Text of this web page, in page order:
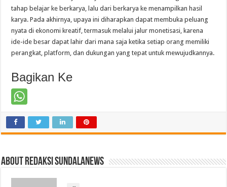
tahap belajar ke berkarya, lalu dari berkarya ke menampilkan hasil
karya. Pada akhirnya, upaya ini diharapkan dapat membuka peluang
nyata di ekonomi kreatif, termasuk melalui jalur monetisasi, karena
ide-ide besar dapat lahir dari mana saja ketika setiap orang memiliki
perangkat, platform, dan dukungan yang tepat untuk mewujudkannya.
Bagikan Ke
About Redaksi Sundalanews